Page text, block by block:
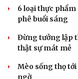
Doanh nghiệp 24h
Doanh nhân
6 loại thực
phê buổi sáng
Đừng tưởng lập
thật sự mát mẻ
Mèo sống thọ